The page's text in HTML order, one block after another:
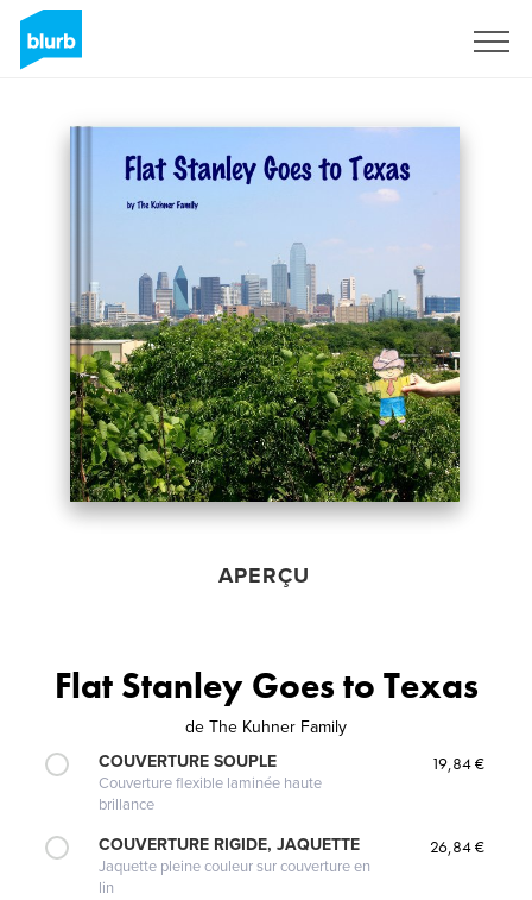
APERÇU
Flat Stanley Goes to Texas
de The Kuhner Family
COUVERTURE SOUPLE
Couverture flexible laminée haute
brillance
19,84 €
COUVERTURE RIGIDE, JAQUETTE
Jaquette pleine couleur sur couverture en
lin
26,84 €